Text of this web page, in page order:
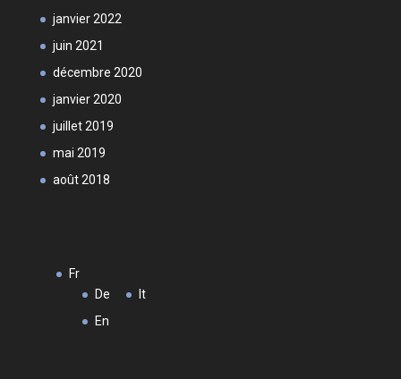
janvier 2022
juin 2021
décembre 2020
janvier 2020
juillet 2019
mai 2019
août 2018
Fr
De
It
En